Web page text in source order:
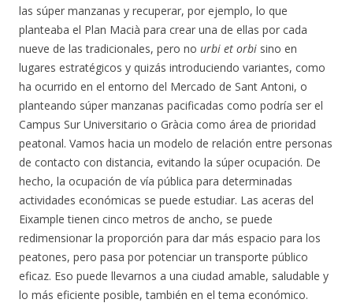
las súper manzanas y recuperar, por ejemplo, lo que
planteaba el Plan Macià para crear una de ellas por cada
nueve de las tradicionales, pero no urbi et orbi sino en
lugares estratégicos y quizás introduciendo variantes, como
ha ocurrido en el entorno del Mercado de Sant Antoni, o
planteando súper manzanas pacificadas como podría ser el
Campus Sur Universitario o Gràcia como área de prioridad
peatonal. Vamos hacia un modelo de relación entre personas
de contacto con distancia, evitando la súper ocupación. De
hecho, la ocupación de vía pública para determinadas
actividades económicas se puede estudiar. Las aceras del
Eixample tienen cinco metros de ancho, se puede
redimensionar la proporción para dar más espacio para los
peatones, pero pasa por potenciar un transporte público
eficaz. Eso puede llevarnos a una ciudad amable, saludable y
lo más eficiente posible, también en el tema económico.